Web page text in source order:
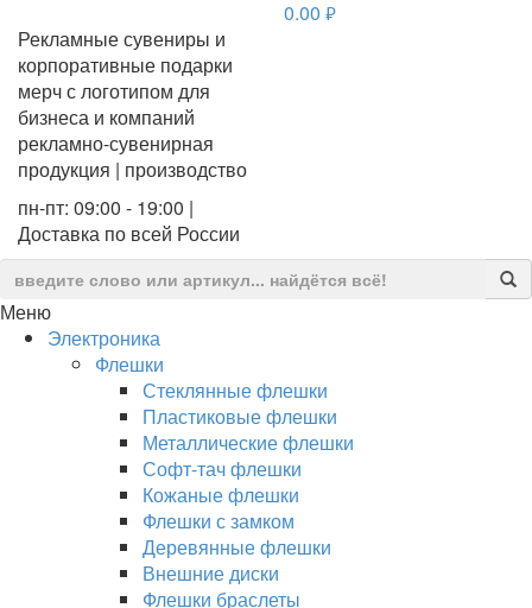
Рекламные сувениры и
корпоративные подарки
мерч с логотипом для
бизнеса и компаний
рекламно-сувенирная
продукция | производство
пн-пт: 09:00 - 19:00 |
Доставка по всей России
0.00 руб.
Меню
Электроника
Флешки
Стеклянные флешки
Пластиковые флешки
Металлические флешки
Софт-тач флешки
Кожаные флешки
Флешки с замком
Деревянные флешки
Внешние диски
Флешки браслеты